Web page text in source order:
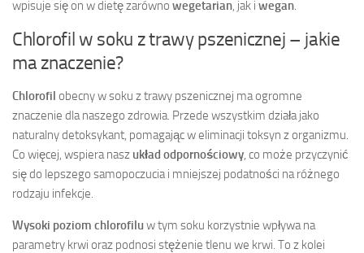
wpisuje się on w dietę zarówno wegetarian, jak i wegan.
Chlorofil w soku z trawy pszenicznej – jakie
ma znaczenie?
Chlorofil obecny w soku z trawy pszenicznej ma ogromne
znaczenie dla naszego zdrowia. Przede wszystkim działa jako
naturalny detoksykant, pomagając w eliminacji toksyn z organizmu.
Co więcej, wspiera nasz układ odpornościowy, co może przyczynić
się do lepszego samopoczucia i mniejszej podatności na różnego
rodzaju infekcje.
Wysoki poziom chlorofiluw tym soku korzystnie wpływa na
parametry krwi oraz podnosi stężenie tlenu we krwi. To z kolei